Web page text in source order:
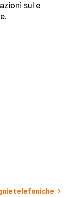
giusti per
finalmente
sulle
telefoniche